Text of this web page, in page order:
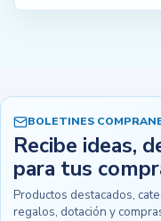
BOLETINES
Recibe ideas,
para tus
Productos destacados,
regalos, dotación y